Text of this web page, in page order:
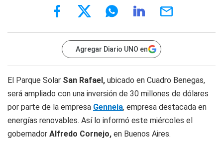
Agregar Diario UNO en
El Parque Solar San Rafael, ubicado en Cuadro Benegas,
será ampliado con una inversión de 30 millones de dólares
por parte de la empresa Genneia, empresa destacada en
energías renovables. Así lo informó este miércoles el
gobernador Alfredo Cornejo, en Buenos Aires.